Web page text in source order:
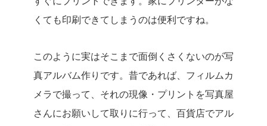
くても印刷できてしまうのは便利ですね。
このように実はそこまで面倒くさくないのが写
真アルバム作りです。昔であれば、フィルムカ
メラで撮って、それの現像・プリントを写真屋
さんにお願いして取りに行って、百貨店でアル